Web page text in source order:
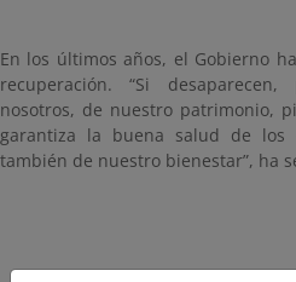
En los últimos años, el Gobierno
recuperación. “Si
nosotros, de nuestro patrimonio,
garantiza la buena salud de los
también de nuestro bienestar”, ha